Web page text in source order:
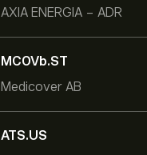
AXIA ENERGIA - ADR
MCOVb.ST
Medicover AB
ATS.US